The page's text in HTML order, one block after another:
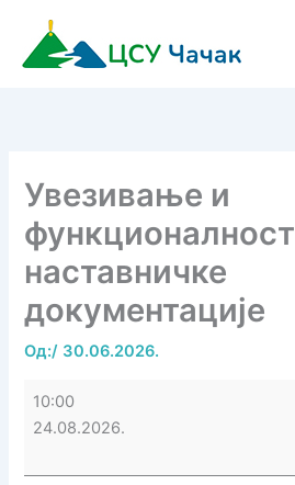
садржај
Увезивање и
функционалност
наставничке
документације
Од:/ 30.06.2026.
Увезивање
наставничке
10:00
24.08.2026.